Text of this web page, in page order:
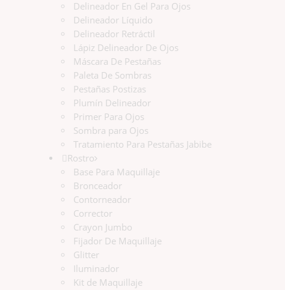
Delineador En Gel Para Ojos
Delineador Líquido
Delineador Retráctil
Lápiz Delineador De Ojos
Máscara De Pestañas
Paleta De Sombras
Pestañas Postizas
Plumín Delineador
Primer Para Ojos
Sombra para Ojos
Tratamiento Para Pestañas Jabibe
Rostro
Base Para Maquillaje
Bronceador
Contorneador
Corrector
Crayon Jumbo
Fijador De Maquillaje
Glitter
Iluminador
Kit de Maquillaje